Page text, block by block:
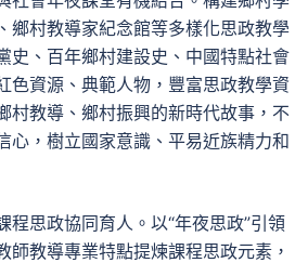
鄉村教導家紀念館等多樣化思政教學
史、百年鄉村建設史、中國特點社會
色資源、典範人物，豐富思政教學資
村教導、鄉村振興的新時代故事，不
心，樹立國家意識、平易近族精力和
程思政協同育人。以“年夜思政”引領
師教導專業特點提煉課程思政元素，